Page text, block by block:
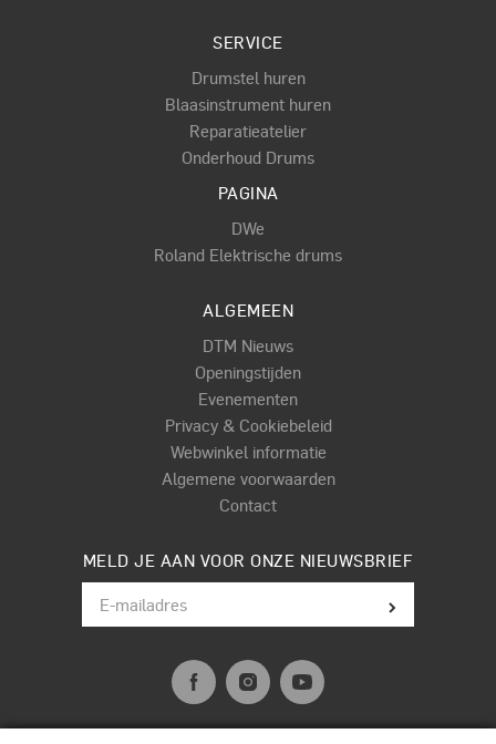
SERVICE
Drumstel huren
Blaasinstrument huren
Reparatieatelier
Onderhoud Drums
PAGINA
DWe
Roland Elektrische drums
ALGEMEEN
DTM Nieuws
Openingstijden
Evenementen
Privacy & Cookiebeleid
Webwinkel informatie
Algemene voorwaarden
Contact
MELD JE AAN VOOR ONZE NIEUWSBRIEF